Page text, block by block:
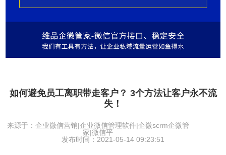
如何避免员工离职带走客户？ 3个方法让客户永不流
失！
来源于：企业微信营销|企业微信管理软件|企微scrm企微管
家|微信平
发布时间：2021-05-14 09:23:51